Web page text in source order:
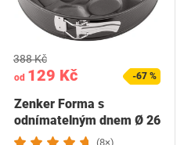
od 129 Kč
388 Kč
-67 %
Zenker Forma s
odnímatelným dnem Ø 26
cm SPECIAL CREATIVE,…
(8×)